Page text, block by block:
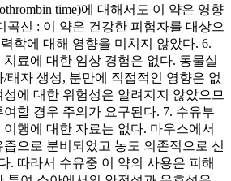
time)에 대해서도 이 약은 영향
신 : 이 약은 건강한 피험자를 대상으
학에 대해 영향을 미치지 않았다. 6.
료에 대한 임상 경험은 없다. 동물실
태자 생성, 분만에 직접적인 영향은 없
에 대한 위험성은 알려지지 않았으므
할 경우 주의가 요구된다. 7. 수유부
행에 대한 자료는 없다. 마우스에서
으로 분비되었고 농도 의존적으로 신
. 따라서 수유중 이 약의 사용은 피해